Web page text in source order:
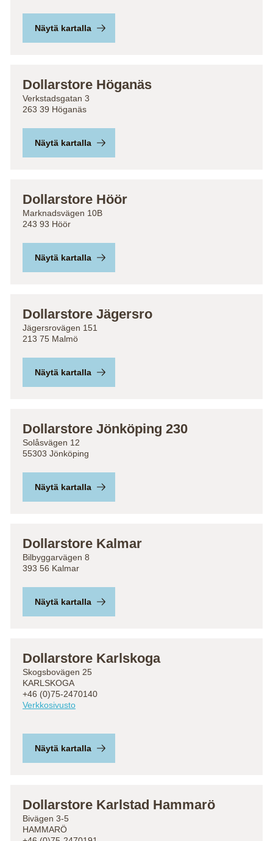
Näytä kartalla
Dollarstore Höganäs
Verkstadsgatan 3
263 39 Höganäs
Näytä kartalla
Dollarstore Höör
Marknadsvägen 10B
243 93 Höör
Näytä kartalla
Dollarstore Jägersro
Jägersrovägen 151
213 75 Malmö
Näytä kartalla
Dollarstore Jönköping 230
Solåsvägen 12
55303 Jönköping
Näytä kartalla
Dollarstore Kalmar
Bilbyggarvägen 8
393 56 Kalmar
Näytä kartalla
Dollarstore Karlskoga
Skogsbovägen 25
KARLSKOGA
+46 (0)75-2470140
Verkkosivusto
Näytä kartalla
Dollarstore Karlstad Hammarö
Bivägen 3-5
HAMMARÖ